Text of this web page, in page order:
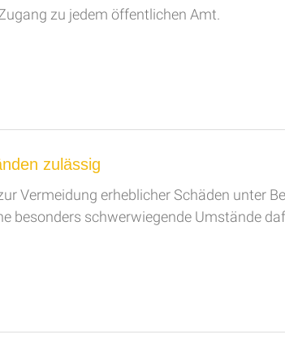
zu jedem öffentlichen Amt.
zulässig
Vermeidung erheblicher Schäden unter
besonders schwerwiegende Umstände